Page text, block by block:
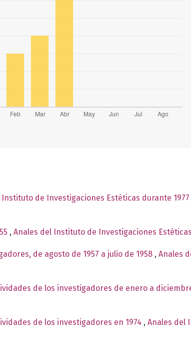
de Investigaciones Estéticas durante 1977
, Anales del Instituto de Investigaciones
de agosto de 1957 a julio de 1958 , Anales
de los investigadores de enero a
de los investigadores en 1974 , Anales del